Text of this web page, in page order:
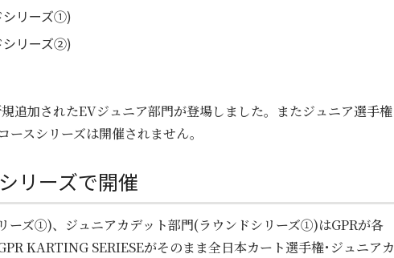
シリーズ①)
シリーズ②)
追加されたEVジュニア部門が登場しました。またジュニア選手権
スシリーズは開催されません。
リーズで開催
ーズ①)、ジュニアカデット部門(ラウンドシリーズ①)はGPRが各
KARTING SERIESEがそのまま全日本カート選手権･ジュニアカ